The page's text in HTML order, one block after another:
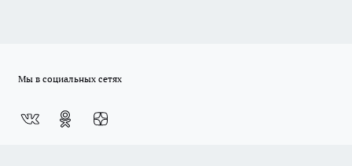
Мы в социальных сетях